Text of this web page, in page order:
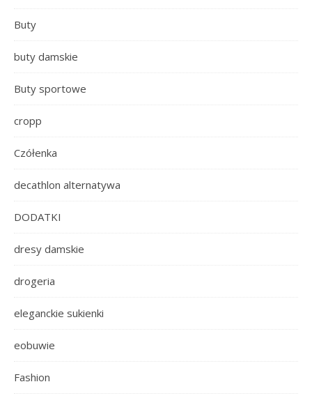
Buty
buty damskie
Buty sportowe
cropp
Czółenka
decathlon alternatywa
DODATKI
dresy damskie
drogeria
eleganckie sukienki
eobuwie
Fashion